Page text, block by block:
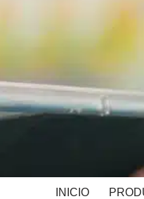
INICIO